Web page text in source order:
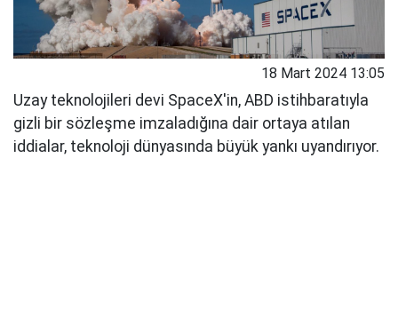
18 Mart 2024 13:05
Uzay teknolojileri devi SpaceX'in, ABD istihbaratıyla
gizli bir sözleşme imzaladığına dair ortaya atılan
iddialar, teknoloji dünyasında büyük yankı uyandırıyor.